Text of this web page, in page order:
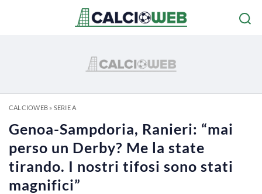
CALCIOWEB» SERIE A
Genoa-Sampdoria, Ranieri: “mai
perso un Derby? Me la state
tirando. I nostri tifosi sono stati
magnifici”